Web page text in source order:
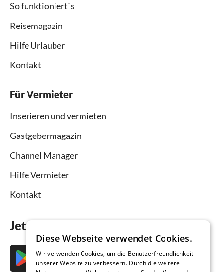
So funktioniert`s
Reisemagazin
Hilfe Urlauber
Kontakt
Für Vermieter
Inserieren und vermieten
Gastgebermagazin
Channel Manager
Hilfe Vermieter
Kontakt
Jetzt die App downloaden
Diese Webseite verwendet Cookies.
Wir verwenden Cookies, um die Benutzerfreundlichkeit
unserer Website zu verbessern. Durch die weitere